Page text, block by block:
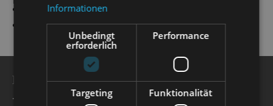
Kinostar!“ Dramaturgie
Ball im Savoy“ Dramaturgie
BESUCHERSERVICE
+49 351 32042 222
Informationen
Unbedingt
erforderlich
Performance
Targeting Funktionalität